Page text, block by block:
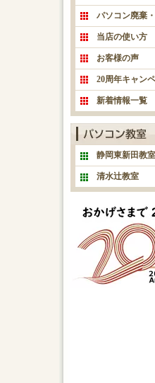
パソコン廃棄
当店の使い方
お客様の声
20周年キャン
新着情報一覧
静岡東新田教室
清水辻教室